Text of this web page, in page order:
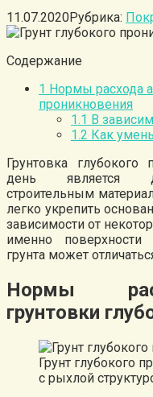
11.07.2020Рубрика:
Содержание
1 Нормы расхода
проникновения
1.1 В
1.2 Как
Грунтовка глубокого
день является
строительным
легко укрепить
зависимости от
именно поверхности
грунта может
Нормы
грунтовки
Грунт глубокого
с рыхлой